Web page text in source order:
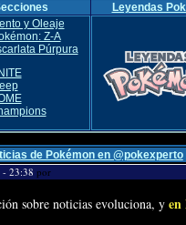
Leyendas
y Oleaje
Z-A
Púrpura
de Pokémon en @pokexperto
- 23:38 por
sobre noticias evoluciona, y en